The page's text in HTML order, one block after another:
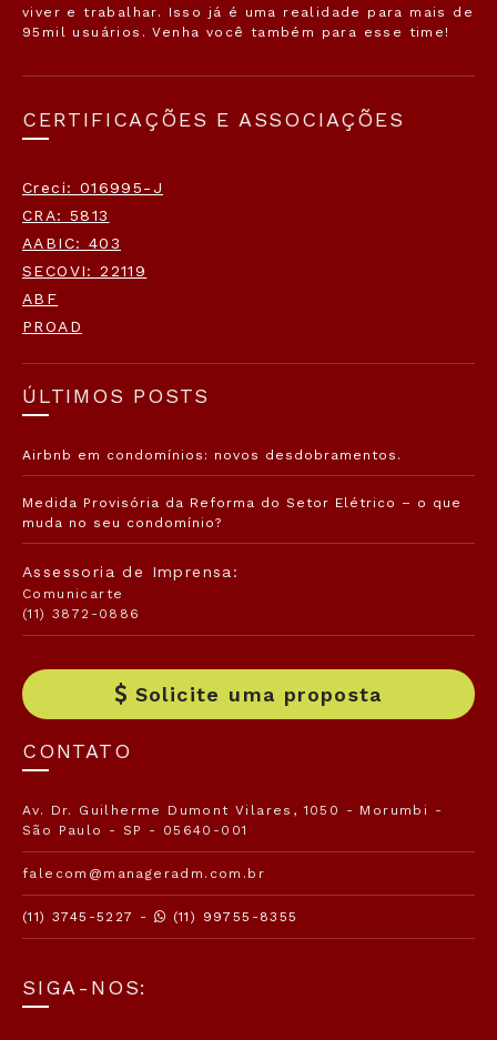
viver e trabalhar. Isso já é uma realidade para mais de
95mil usuários. Venha você também para esse time!
CERTIFICAÇÕES E ASSOCIAÇÕES
Creci: 016995-J
CRA: 5813
AABIC: 403
SECOVI: 22119
ABF
PROAD
ÚLTIMOS POSTS
Airbnb em condomínios: novos desdobramentos.
Medida Provisória da Reforma do Setor Elétrico – o que
muda no seu condomínio?
Assessoria de Imprensa:
Comunicarte
(11) 3872-0886
Solicite uma proposta
CONTATO
Av. Dr. Guilherme Dumont Vilares, 1050 - Morumbi -
São Paulo - SP - 05640-001
falecom@manageradm.com.br
(11) 3745-5227 - (11) 99755-8355
SIGA-NOS: